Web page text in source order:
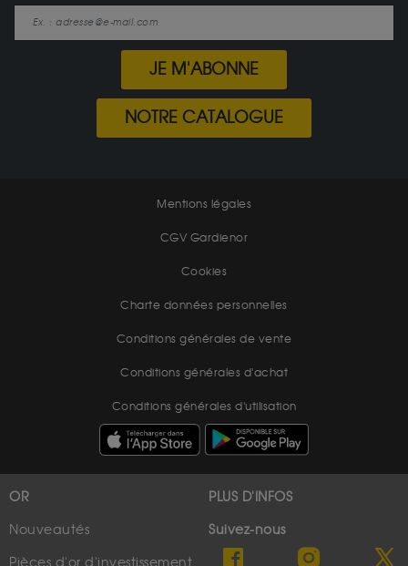
JE M'ABONNE
NOTRE CATALOGUE
Mentions légales
CGV Gardienor
Cookies
Charte données personnelles
Conditions générales de vente
Conditions générales d'achat
Conditions générales d'utilisation
OR
Nouveautés
PLUS D'INFOS
Suivez-nous